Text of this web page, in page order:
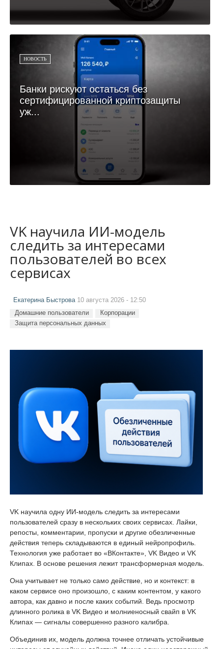
НОВОСТЬ
Банки рискуют остаться без
сертифицированной криптозащиты
уж...
VK научила ИИ-модель
следить за интересами
пользователей во всех
сервисах
Екатерина Быстрова 10 августа 2026 - 12:50
Домашние пользователи
Корпорации
Защита персональных данных
VK научила одну ИИ-модель следить за интересами
пользователей сразу в нескольких своих сервисах. Лайки,
репосты, комментарии, пропуски и другие обезличенные
действия теперь складываются в единый нейропрофиль.
Технология уже работает во «ВКонтакте», VK Видео и VK
Клипах. В основе решения лежит трансформерная модель.
Она учитывает не только само действие, но и контекст: в
каком сервисе оно произошло, с каким контентом, у какого
автора, как давно и после каких событий. Ведь просмотр
длинного ролика в VK Видео и молниеносный свайп в VK
Клипах — сигналы совершенно разного калибра.
Объединив их, модель должна точнее отличать устойчивые